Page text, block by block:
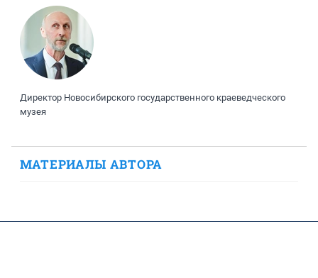
​Директор Новосибирского государственного краеведческого
музея
МАТЕРИАЛЫ АВТОРА